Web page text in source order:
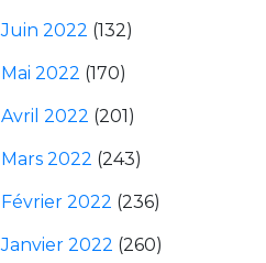
Juin 2022 (132)
Mai 2022 (170)
Avril 2022 (201)
Mars 2022 (243)
Février 2022 (236)
Janvier 2022 (260)